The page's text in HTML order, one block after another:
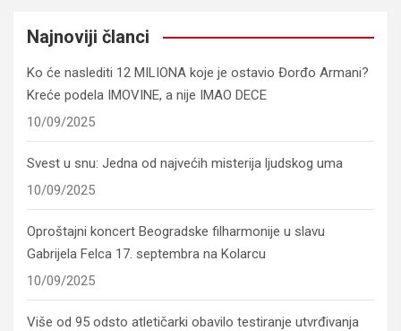
Najnoviji članci
Ko će naslediti 12 MILIONA koje je ostavio Đorđo Armani?
Kreće podela IMOVINE, a nije IMAO DECE
10/09/2025
Svest u snu: Jedna od najvećih misterija ljudskog uma
10/09/2025
Oproštajni koncert Beogradske filharmonije u slavu
Gabrijela Felca 17. septembra na Kolarcu
10/09/2025
Više od 95 odsto atletičarki obavilo testiranje utvrđivanja